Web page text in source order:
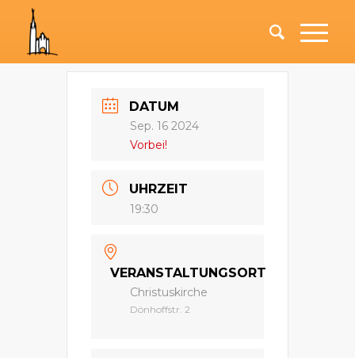
DATUM
Sep. 16 2024
Vorbei!
UHRZEIT
19:30
VERANSTALTUNGSORT
Christuskirche
Dönhoffstr. 2